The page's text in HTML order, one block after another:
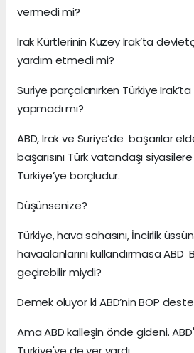
vermedi mi?
Irak Kürtlerinin Kuzey Irak’ta
yardım etmedi mi?
Suriye parçalanırken Türkiye Irak’ta
yapmadı mı?
ABD, Irak ve Suriye’de başarılar
başarısını Türk vatandaşı
Türkiye’ye borçludur.
Düşünsenize?
Türkiye, hava sahasını, İncirlik
havaalanlarını kullandırmasa ABD
geçirebilir miydi?
Demek oluyor ki ABD’nin BOP
Ama ABD kalleşin önde gideni.